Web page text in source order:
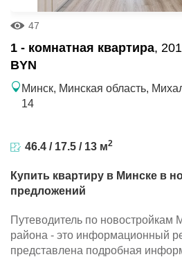
47
1 - комнатная квартира,
BYN
Минск, Минская область,
14
46.4 / 17.5 / 13 м2
Купить квартиру в Минске в
предложений
Путеводитель по новостройкам
района - это информационный
представлена подробная